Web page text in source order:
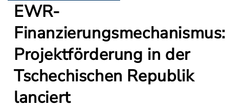
EWR-
Finanzierungsmechanismus:
Projektförderung in der
Tschechischen Republik
lanciert